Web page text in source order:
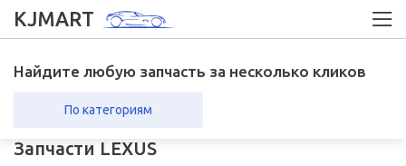
KJMART
Найдите любую запчасть за несколько кликов
По категориям
Запчасти LEXUS